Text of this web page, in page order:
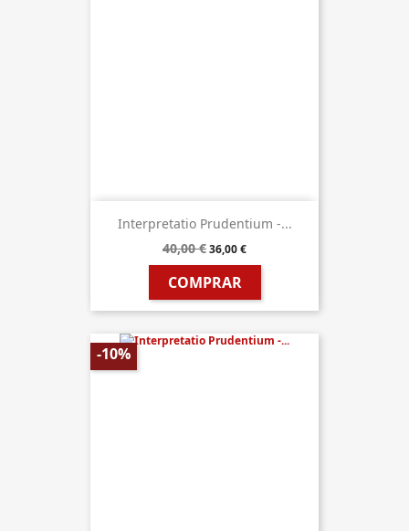
Interpretatio Prudentium -...
40,00 €36,00 €
COMPRAR
-10%